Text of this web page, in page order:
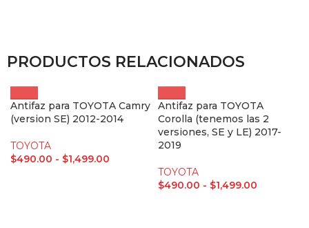
PRODUCTOS RELACIONADOS
Antifaz para TOYOTA Camry
(version SE) 2012-2014
TOYOTA
$490.00 - $1,499.00
Antifaz para TOYOTA
Corolla (tenemos las 2
versiones, SE y LE) 2017-
2019
TOYOTA
$490.00 - $1,499.00